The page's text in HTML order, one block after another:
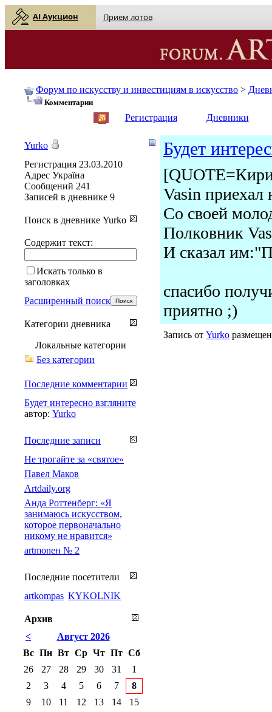
AI Аукцион Прием лотов
Форум по искусству и инвестициям в искусство >
Комментарии
Регистрация Дневники
Будет
Vasin приехал
Cо своей
Полковник
И сказал
спасибо
приятно ;)
Запись от Yurko
Yurko
Регистрация 23.03.2010
Адрес Україна
Сообщений 241
Записей в дневнике 9
Поиск в дневнике Yurko
Содержит текст:
Искать только в
заголовках
Расширенный поиск
Категории дневника
Локальные категории
Без категории
Последние комментарии
Будет интересно взгляните
автор: Yurko
Последние записи
Не трогайте за «святое»
Павел Маков
Artdaily.org
Анда Роттенберг: «Я
занимаюсь искусством,
которое первоначально
никому не нравится»
artmoneн № 2
Последние посетители
artkompas KYKOLNIK
Архив
<
Август 2026
Вс Пн Вт Ср Чт Пт Сб
26
27 28 29 30 31
1
2
3 4 5 6 7
8
9
10 11 12 13 14
15